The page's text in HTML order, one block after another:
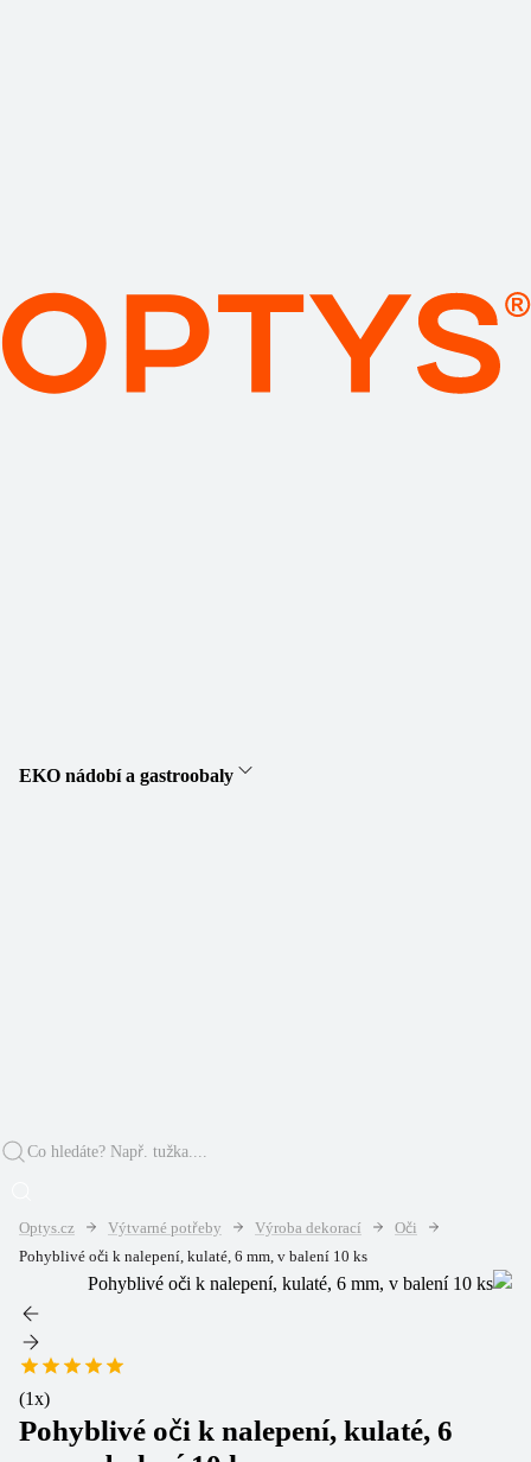
EKO nádobí a gastroobaly
Optys.cz Výtvarné potřeby Výroba dekorací
Oči
Pohyblivé oči k nalepení, kulaté, 6 mm, v balení 10 ks
(1x)
Pohyblivé oči k nalepení, kulaté, 6